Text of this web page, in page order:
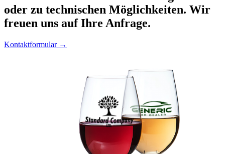
oder zu technischen Möglichkeiten. Wir
freuen uns auf Ihre Anfrage.
Kontaktformular →